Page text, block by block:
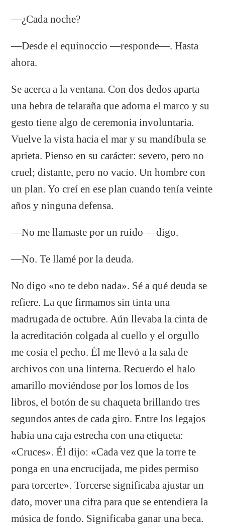
—¿Cada noche?
—Desde el equinoccio —responde—. Hasta
ahora.
Se acerca a la ventana. Con dos dedos aparta
una hebra de telaraña que adorna el marco y su
gesto tiene algo de ceremonia involuntaria.
Vuelve la vista hacia el mar y su mandíbula se
aprieta. Pienso en su carácter: severo, pero no
cruel; distante, pero no vacío. Un hombre con
un plan. Yo creí en ese plan cuando tenía veinte
años y ninguna defensa.
—No me llamaste por un ruido —digo.
—No. Te llamé por la deuda.
No digo «no te debo nada». Sé a qué deuda se
refiere. La que firmamos sin tinta una
madrugada de octubre. Aún llevaba la cinta de
la acreditación colgada al cuello y el orgullo
me cosía el pecho. Él me llevó a la sala de
archivos con una linterna. Recuerdo el halo
amarillo moviéndose por los lomos de los
libros, el botón de su chaqueta brillando tres
segundos antes de cada giro. Entre los legajos
había una caja estrecha con una etiqueta:
«Cruces». Él dijo: «Cada vez que la torre te
ponga en una encrucijada, me pides permiso
para torcerte». Torcerse significaba ajustar un
dato, mover una cifra para que se entendiera la
música de fondo. Significaba ganar una beca.